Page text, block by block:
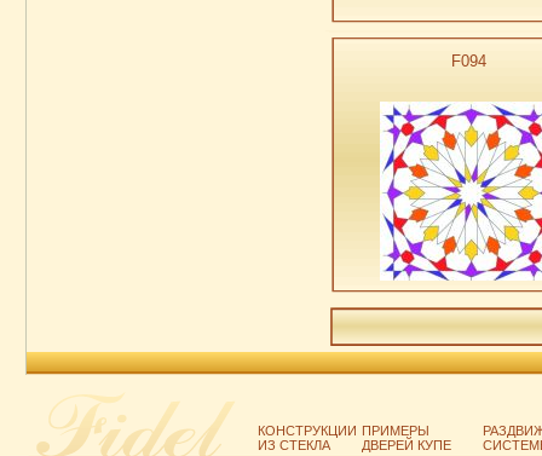
F094
КОНСТРУКЦИИ
ИЗ СТЕКЛА
ПРИМЕРЫ
ДВЕРЕЙ КУПЕ